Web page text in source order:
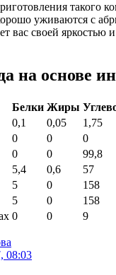
такого
уживаются с
вас своей
на основе
Белки Жиры
0,1 0,05 1,75
0 0 0
0 0 99,8
5,4 0,6 57
5 0 158
5 0 158
0 0 9
08:03